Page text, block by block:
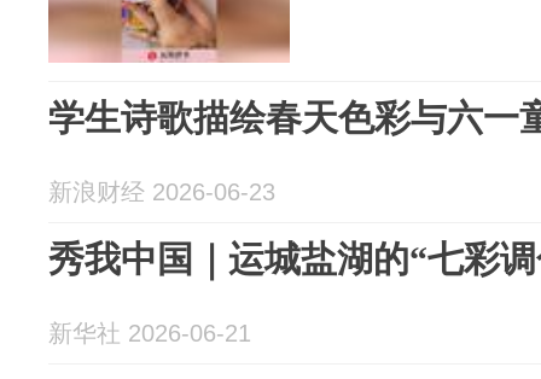
学生诗歌描绘春天色彩与六一
新浪财经 2026-06-23
秀我中国｜运城盐湖的“七彩
新华社 2026-06-21